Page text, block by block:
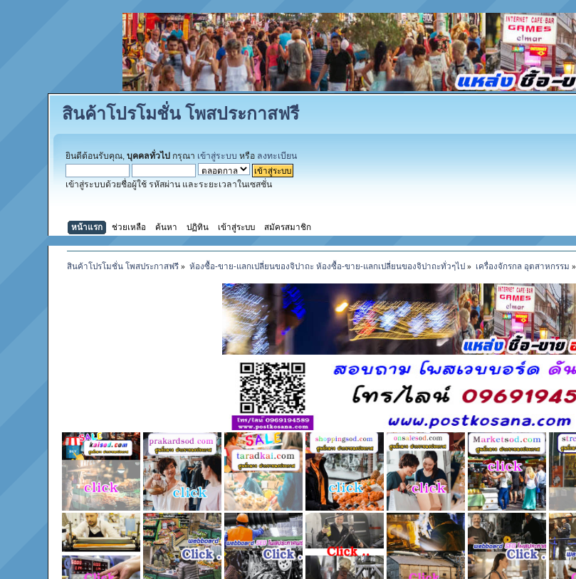
สินค้าโปรโมชั่น โพสประกาสฟรี
ยินดีต้อนรับคุณ,บุคคลทั่วไป กรุณา เข้าสู่ระบบ หรือ ลงทะเบียน
เข้าสู่ระบบด้วยชื่อผู้ใช้ รหัสผ่าน และระยะเวลาในเซสชั่น
หน้าแรก ช่วยเหลือ ค้นหา ปฏิทิน เข้าสู่ระบบ สมัครสมาชิก
สินค้าโปรโมชั่น โพสประกาสฟรี» ห้องซื้อ-ขาย-แลกเปลี่ยนของจิปาถะ ห้องซื้อ-ขาย-แลกเปลี่ยนของจิปาถะทั่วๆไป» เครื่องจักรกล อุตสาหกรรม »